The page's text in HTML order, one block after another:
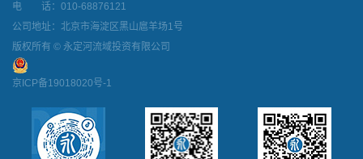
电 话：010-68876121
公司地址：北京市海淀区黑山扈羊场1号
版权所有 © 永定河流域投资有限公司
京ICP备19018020号-1